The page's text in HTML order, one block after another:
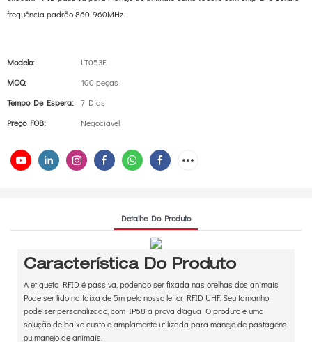
frequência padrão 860-960MHz.
Modelo:
LT053E
MOQ:
100 peças
Tempo De Espera:
7 Dias
Preço FOB:
Negociável
Detalhe Do Produto
Característica Do Produto
A etiqueta RFID é passiva, podendo ser fixada nas orelhas dos animais
Pode ser lido na faixa de 5m pelo nosso leitor RFID UHF. Seu tamanho
pode ser personalizado, com IP68 à prova d'água O produto é uma
solução de baixo custo e amplamente utilizada para manejo de pastagens
ou manejo de animais.